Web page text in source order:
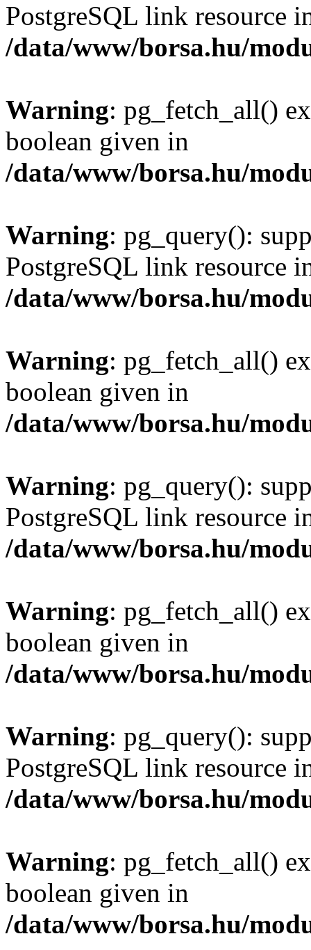
PostgreSQL link resource
/data/www/borsa.hu/
Warning: pg_fetch_all()
boolean given in
/data/www/borsa.hu/
Warning: pg_query():
PostgreSQL link resource
/data/www/borsa.hu/
Warning: pg_fetch_all()
boolean given in
/data/www/borsa.hu/
Warning: pg_query():
PostgreSQL link resource
/data/www/borsa.hu/
Warning: pg_fetch_all()
boolean given in
/data/www/borsa.hu/
Warning: pg_query():
PostgreSQL link resource
/data/www/borsa.hu/
Warning: pg_fetch_all()
boolean given in
/data/www/borsa.hu/